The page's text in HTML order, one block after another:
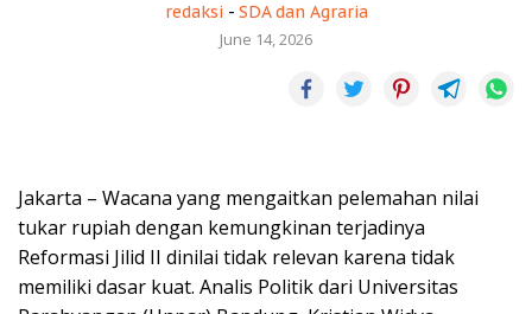
redaksi - SDA dan Agraria
June 14, 2026
Jakarta – Wacana yang mengaitkan pelemahan nilai
tukar rupiah dengan kemungkinan terjadinya
Reformasi Jilid II dinilai tidak relevan karena tidak
memiliki dasar kuat. Analis Politik dari Universitas